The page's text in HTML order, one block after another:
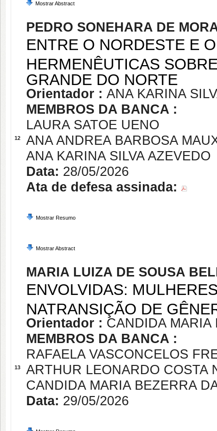
Mostrar Abstract
12
PEDRO SONEHARA DE
ENTRE O NORDESTE E
HERMENÊUTICAS
GRANDE DO NORTE
Orientador : ANA KARINA
MEMBROS DA BANCA :
LAURA SATOE UENO
ANA ANDREA BARBOSA
ANA KARINA SILVA AZEVEDO
Data: 28/05/2026
Ata de defesa assinada:
Mostrar Resumo
Mostrar Abstract
13
MARIA LUIZA DE SOUSA
ENVOLVIDAS:
NATRANSIÇÃO DE
Orientador : CANDIDA MARIA
MEMBROS DA BANCA :
RAFAELA VASCONCELOS
ARTHUR LEONARDO COSTA
CANDIDA MARIA BEZERRA
Data: 29/05/2026